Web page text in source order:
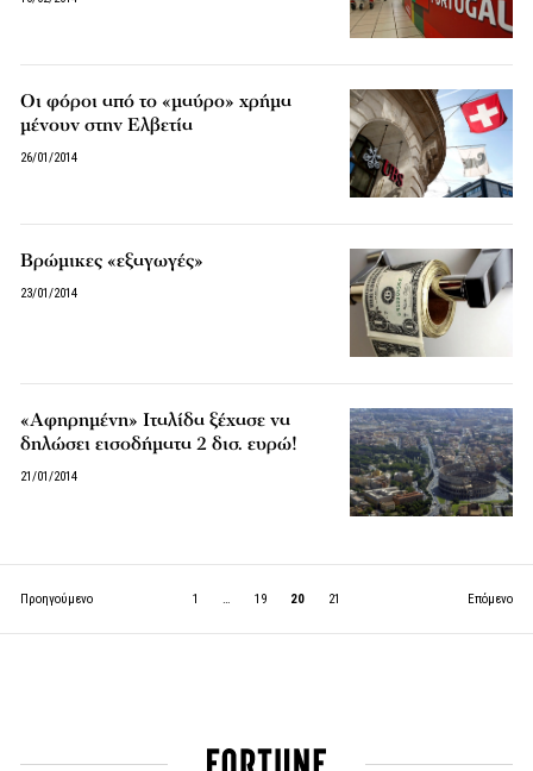
Οι φόροι από το «μαύρο» χρήμα
μένουν στην Ελβετία
26/01/2014
Βρώμικες «εξαγωγές»
23/01/2014
«Αφηρημένη» Ιταλίδα ξέχασε να
δηλώσει εισοδήματα 2 δισ. ευρώ!
21/01/2014
Προηγούμενο 1 … 19 20 21 Επόμενο